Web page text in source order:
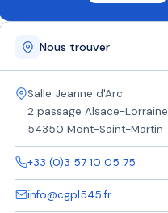
Nous trouver
Salle Jeanne d'Arc
2 passage Alsace-Lorraine
54350 Mont-Saint-Martin
+33 (0)3 57 10 05 75
info@cgpl545.fr